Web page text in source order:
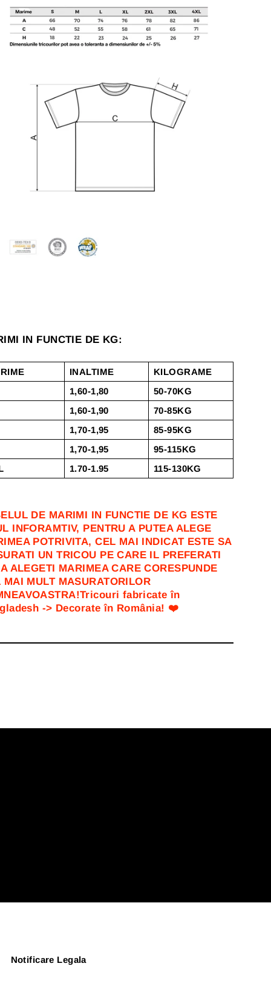
IN FUNCTIE DE KG:
INALTIME
KILOGRAME
1,60-1,80
50-70KG
1,60-1,90
70-85KG
1,70-1,95
85-95KG
1,70-1,95
95-115KG
1.70-1.95 115-130KG
DE MARIMI IN FUNCTIE DE KG ESTE
INFORAMTIV, PENTRU A PUTEA ALEGE
POTRIVITA, CEL MAI INDICAT ESTE SA
UN TRICOU PE CARE IL PREFERATI
ALEGETI MARIMEA CARE CORESPUNDE
MAI MULT MASURATORILOR
fabricate în
-> Decorate în România! ❤️
Notificare Legala